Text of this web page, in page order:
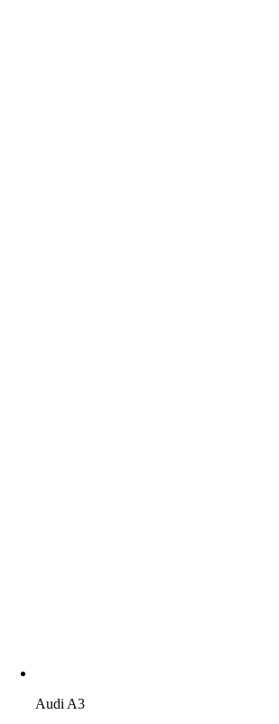
Audi A3